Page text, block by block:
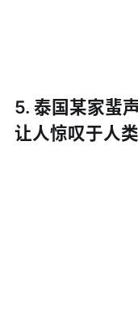
5. 泰国某家蜚
让人惊叹于人